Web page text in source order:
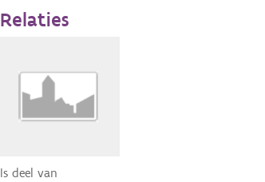
Relaties
Is deel van